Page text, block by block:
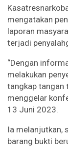
mengatakan
laporan
terjadi
“Dengan
melakukan
tangkap tangan
menggelar
13 Juni 2023.
Ia melanjutkan,
barang bukti